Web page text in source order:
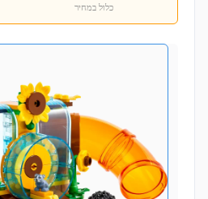
כלול במחיר